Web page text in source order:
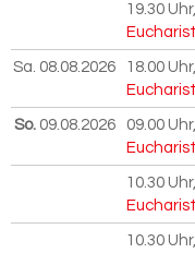
19.30 Uhr
Sa. 08.08.2026 18.00 Uhr
So. 09.08.2026 09.00 Uhr
10.30 Uhr
10.30 Uhr